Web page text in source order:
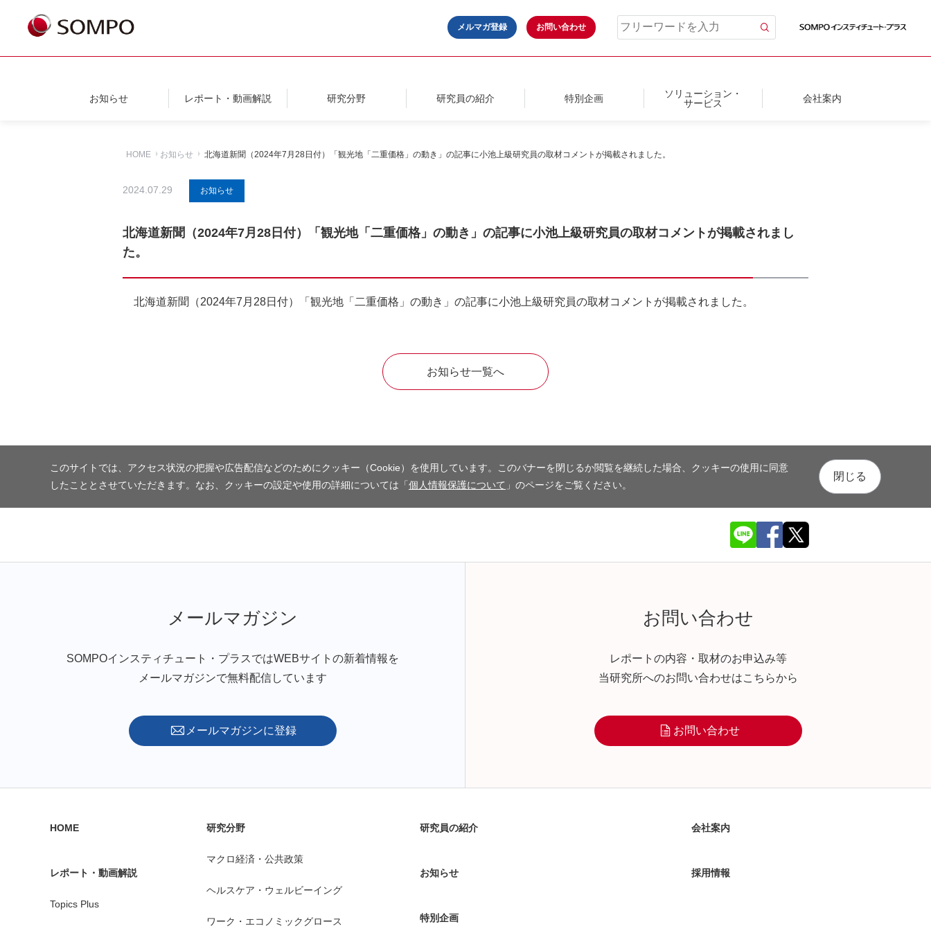
メルマガ登録 お問い合わせ
お知らせ レポート・動画解説 研究分野 研究員の紹介 特別企画
ソリューション・
サービス
会社案内
HOME お知らせ 北海道新聞（2024年7月28日付）「観光地「二重価格」の動き」の記事に小池上級研究員の取材コメントが掲載されました。
2024.07.29 お知らせ
北海道新聞（2024年7月28日付）「観光地「二重価格」の動き」の記事に小池上級研究員の取材コメントが掲載されまし
た。
北海道新聞（2024年7月28日付）「観光地「二重価格」の動き」の記事に小池上級研究員の取材コメントが掲載されました。
お知らせ一覧へ
このサイトでは、アクセス状況の把握や広告配信などのためにクッキー（Cookie）を使用しています。このバナーを閉じるか閲覧を継続した場合、クッキーの使用に同意
したこととさせていただきます。なお、クッキーの設定や使用の詳細については「個人情報保護について 」のページをご覧ください。
閉じる
メールマガジン
SOMPOインスティチュート・プラスではWEBサイトの新着情報を
メールマガジンで無料配信しています
メールマガジンに登録
お問い合わせ
レポートの内容・取材のお申込み等
当研究所へのお問い合わせはこちらから
お問い合わせ
HOME
レポート・動画解説
Topics Plus
研究分野
マクロ経済・公共政策
ヘルスケア・ウェルビーイング
ワーク・エコノミックグロース
研究員の紹介
お知らせ
特別企画
会社案内
採用情報